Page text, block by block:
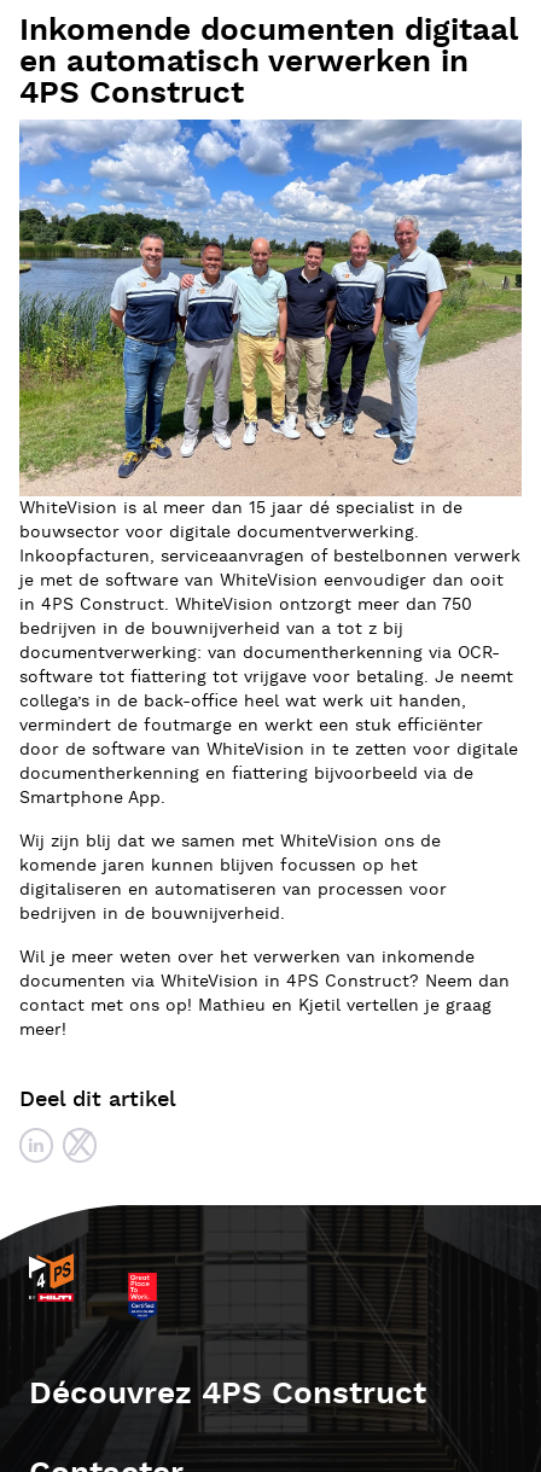
Inkomende documenten digitaal
en automatisch verwerken in
4PS Construct
WhiteVision is al meer dan 15 jaar dé specialist in de
bouwsector voor digitale documentverwerking.
Inkoopfacturen, serviceaanvragen of bestelbonnen verwerk
je met de software van WhiteVision eenvoudiger dan ooit
in 4PS Construct. WhiteVision ontzorgt meer dan 750
bedrijven in de bouwnijverheid van a tot z bij
documentverwerking: van documentherkenning via OCR-
software tot fiattering tot vrijgave voor betaling. Je neemt
collega’s in de back-office heel wat werk uit handen,
vermindert de foutmarge en werkt een stuk efficiënter
door de software van WhiteVision in te zetten voor digitale
documentherkenning en fiattering bijvoorbeeld via de
Smartphone App.
Wij zijn blij dat we samen met WhiteVision ons de
komende jaren kunnen blijven focussen op het
digitaliseren en automatiseren van processen voor
bedrijven in de bouwnijverheid.
Wil je meer weten over het verwerken van inkomende
documenten via WhiteVision in 4PS Construct? Neem dan
contact met ons op! Mathieu en Kjetil vertellen je graag
meer!
Deel dit artikel
Découvrez 4PS Construct